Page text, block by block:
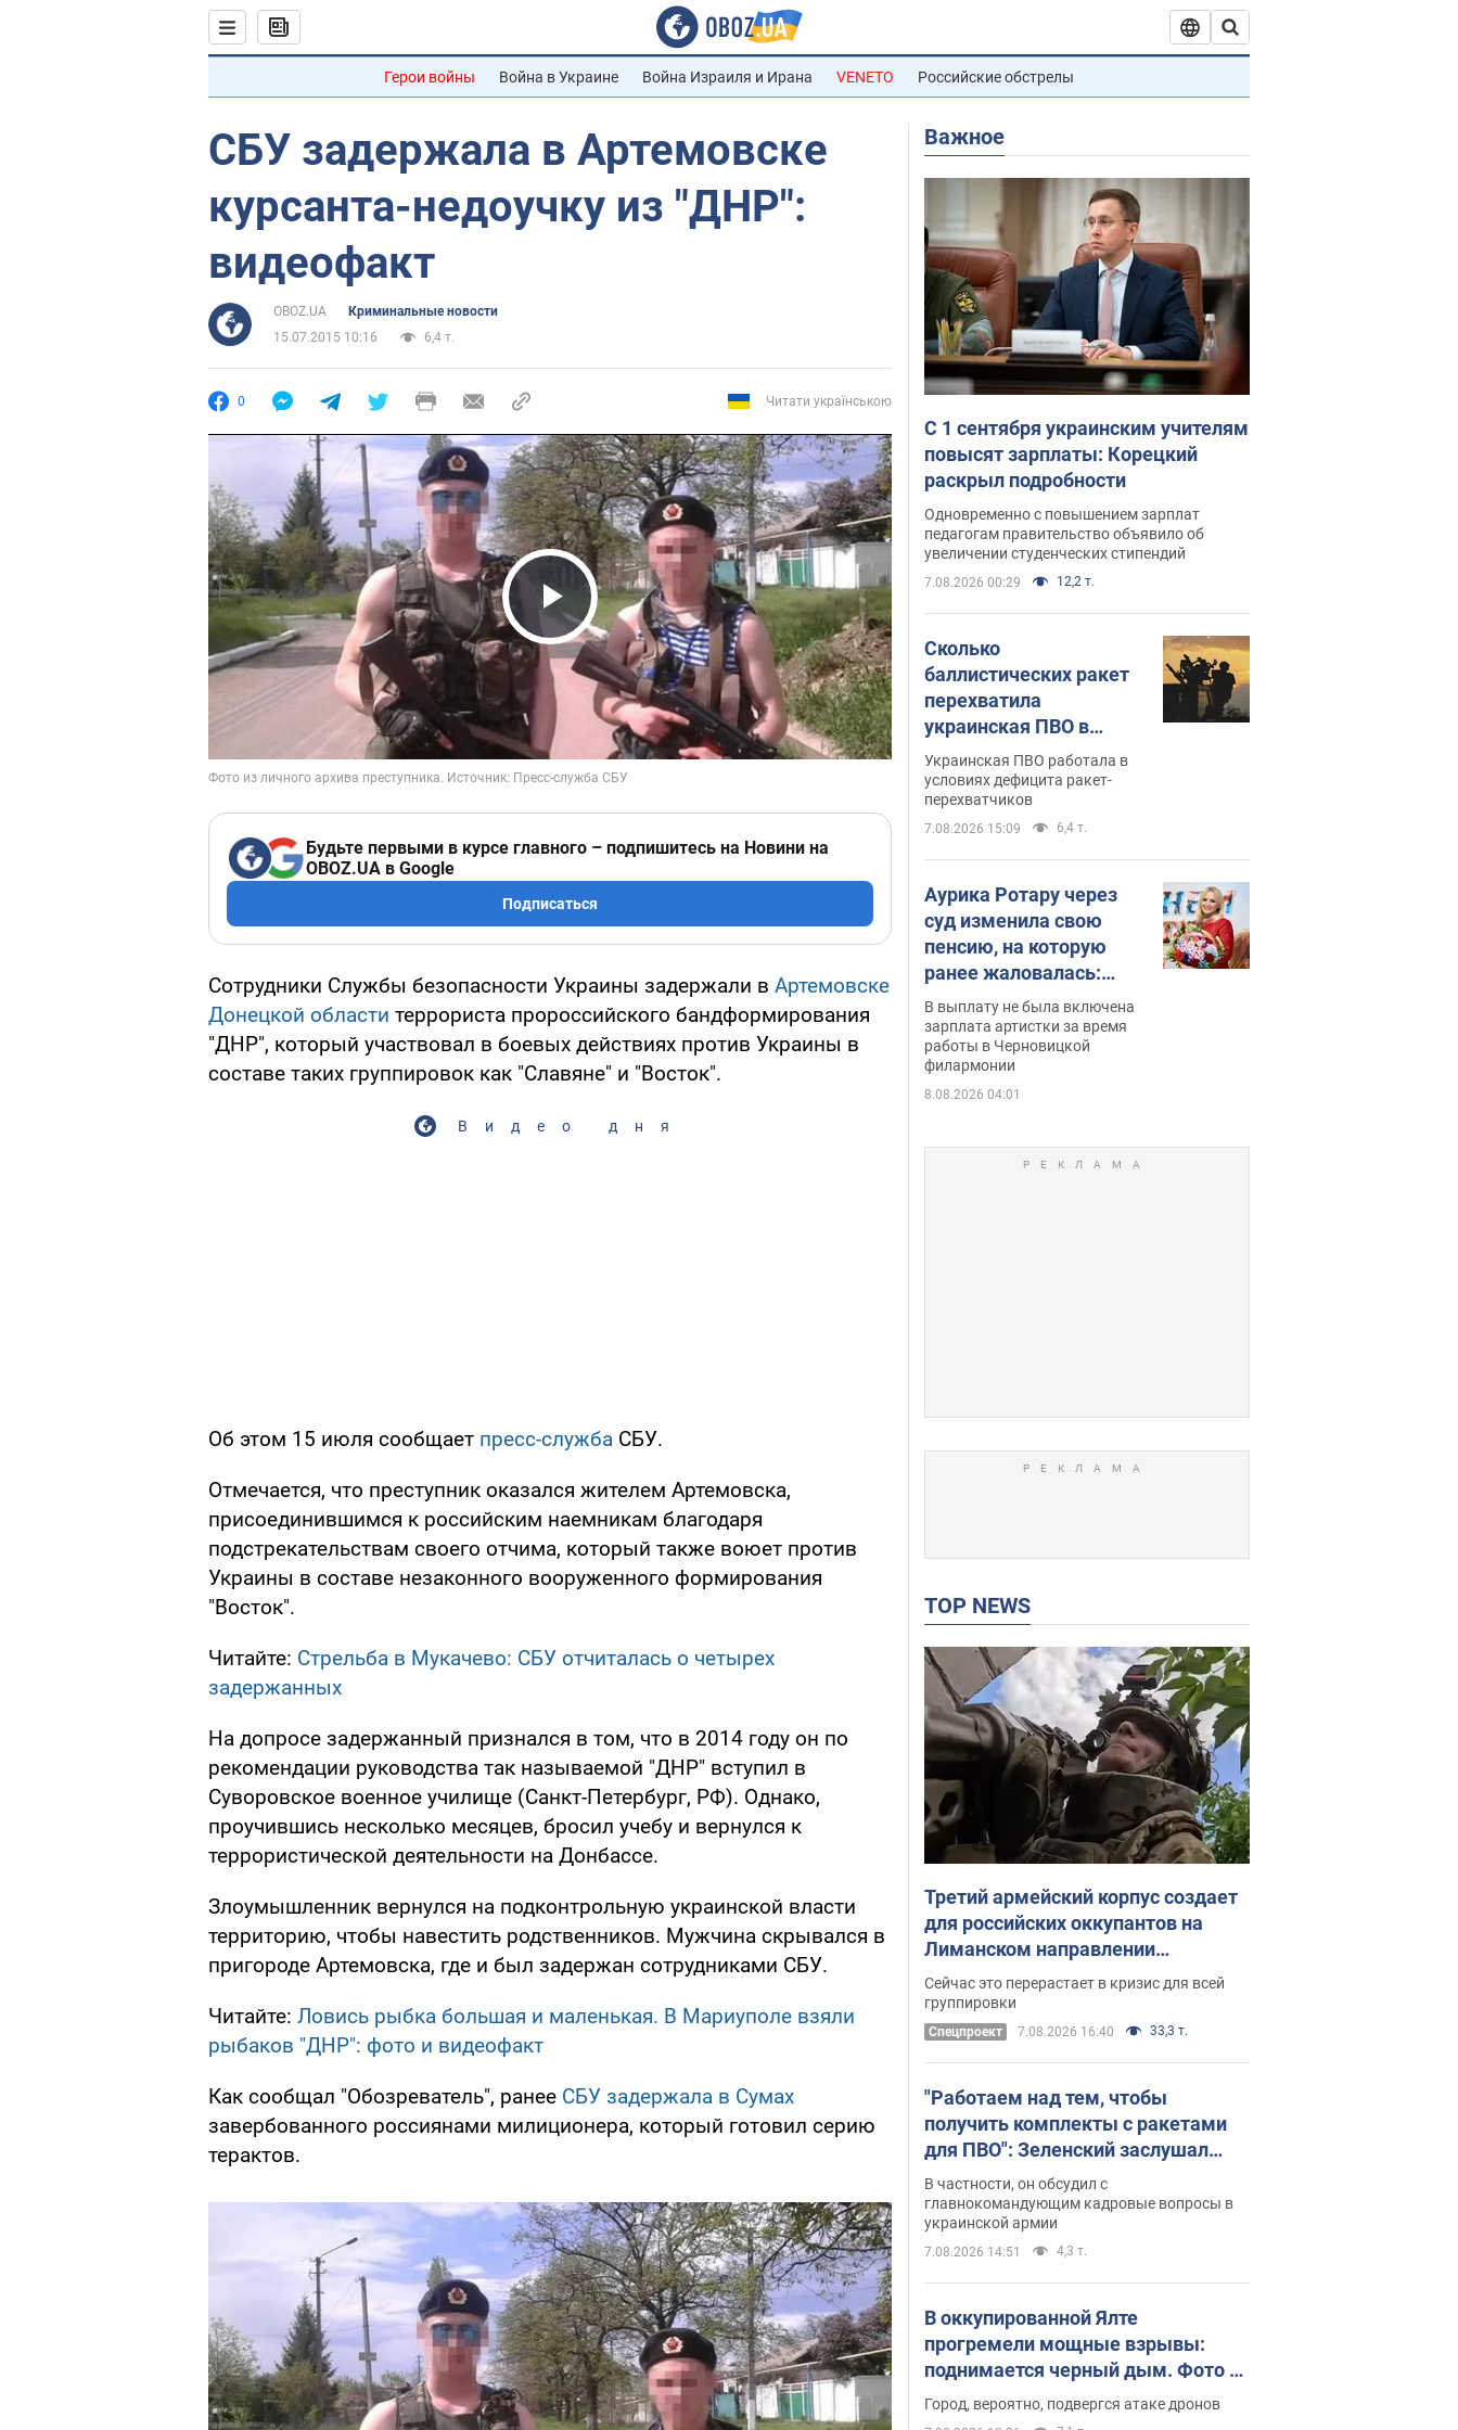
Герои войны Война в Украине Война Израиля и Ирана VENETO Российские обстрелы
СБУ задержала в Артемовске
курсанта-недоучку из "ДНР":
видеофакт
OBOZ.UA
Криминальные новости
15.07.2015 10:16
6,4 т.
0 Читати українською
Play Video
Будьте первыми в курсе главного – подпишитесь на Новини на
OBOZ.UA в Google
Подписаться
Сотрудники Службы безопасности Украины задержали в Артемовске
Донецкой области террориста пророссийского бандформирования
"ДНР", который участвовал в боевых действиях против Украины в
составе таких группировок как "Славяне" и "Восток".
Видео дня
Об этом 15 июля сообщает пресс-служба СБУ.
Отмечается, что преступник оказался жителем Артемовска,
присоединившимся к российским наемникам благодаря
подстрекательствам своего отчима, который также воюет против
Украины в составе незаконного вооруженного формирования
"Восток".
Читайте: Стрельба в Мукачево: СБУ отчиталась о четырех
задержанных
На допросе задержанный признался в том, что в 2014 году он по
рекомендации руководства так называемой "ДНР" вступил в
Суворовское военное училище (Санкт-Петербург, РФ). Однако,
проучившись несколько месяцев, бросил учебу и вернулся к
террористической деятельности на Донбассе.
Злоумышленник вернулся на подконтрольную украинской власти
территорию, чтобы навестить родственников. Мужчина скрывался в
пригороде Артемовска, где и был задержан сотрудниками СБУ.
Читайте: Ловись рыбка большая и маленькая. В Мариуполе взяли
рыбаков "ДНР": фото и видеофакт
Как сообщал "Обозреватель", ранее СБУ задержала в Сумах
завербованного россиянами милиционера, который готовил серию
терактов.
Важное
С 1 сентября украинским учителям
повысят зарплаты: Корецкий
раскрыл подробности
Одновременно с повышением зарплат
педагогам правительство объявило об
увеличении студенческих стипендий
7.08.2026 00:29 12,2 т.
Сколько
баллистических ракет
перехватила
украинская ПВО в
июле: в Минобороны
назвали цифру
Украинская ПВО работала в
условиях дефицита ракет-
перехватчиков
7.08.2026 15:09 6,4 т.
Аурика Ротару через
суд изменила свою
пенсию, на которую
ранее жаловалась:
сколько получала
певица
В выплату не была включена
зарплата артистки за время
работы в Черновицкой
филармонии
8.08.2026 04:01
TOP NEWS
Третий армейский корпус создает
для российских оккупантов на
Лиманском направлении
критический дискомфорт: как это
удалось
Сейчас это перерастает в кризис для всей
группировки
Спецпроект 7.08.2026 16:40 33,3 т.
"Работаем над тем, чтобы
получить комплекты с ракетами
для ПВО": Зеленский заслушал
доклад Драпатого и объявил о
новых мерах
В частности, он обсудил с
главнокомандующим кадровые вопросы в
украинской армии
7.08.2026 14:51 4,3 т.
В оккупированной Ялте
прогремели мощные взрывы:
поднимается черный дым. Фото и
видео
Город, вероятно, подвергся атаке дронов